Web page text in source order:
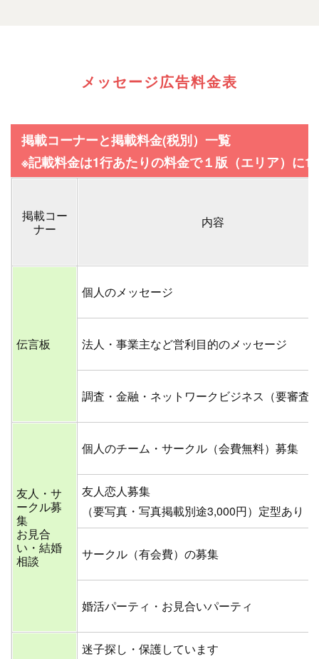
メッセージ広告料金表
掲載コーナーと掲載料金(税別）一覧
※記載料金は1行あたりの料金で１版（エリア）に1
掲載コー
ナー
内容
伝言板
個人のメッセージ
法人・事業主など営利目的のメッセージ
調査・金融・ネットワークビジネス（要審査
友人・サ
ークル募
集
お見合
い・結婚
相談
個人のチーム・サークル（会費無料）募集
友人恋人募集
（要写真・写真掲載別途3,000円）定型あり
サークル（有会費）の募集
婚活パーティ・お見合いパーティ
迷子探し・保護しています